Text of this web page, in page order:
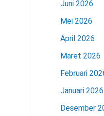
Juni 2026
Mei 2026
April 2026
Maret 2026
Februari
Januari 2026
Desember